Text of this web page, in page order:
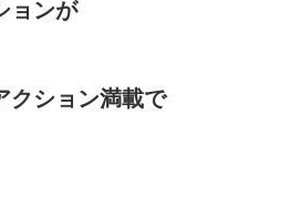
ョンが
クション満載で